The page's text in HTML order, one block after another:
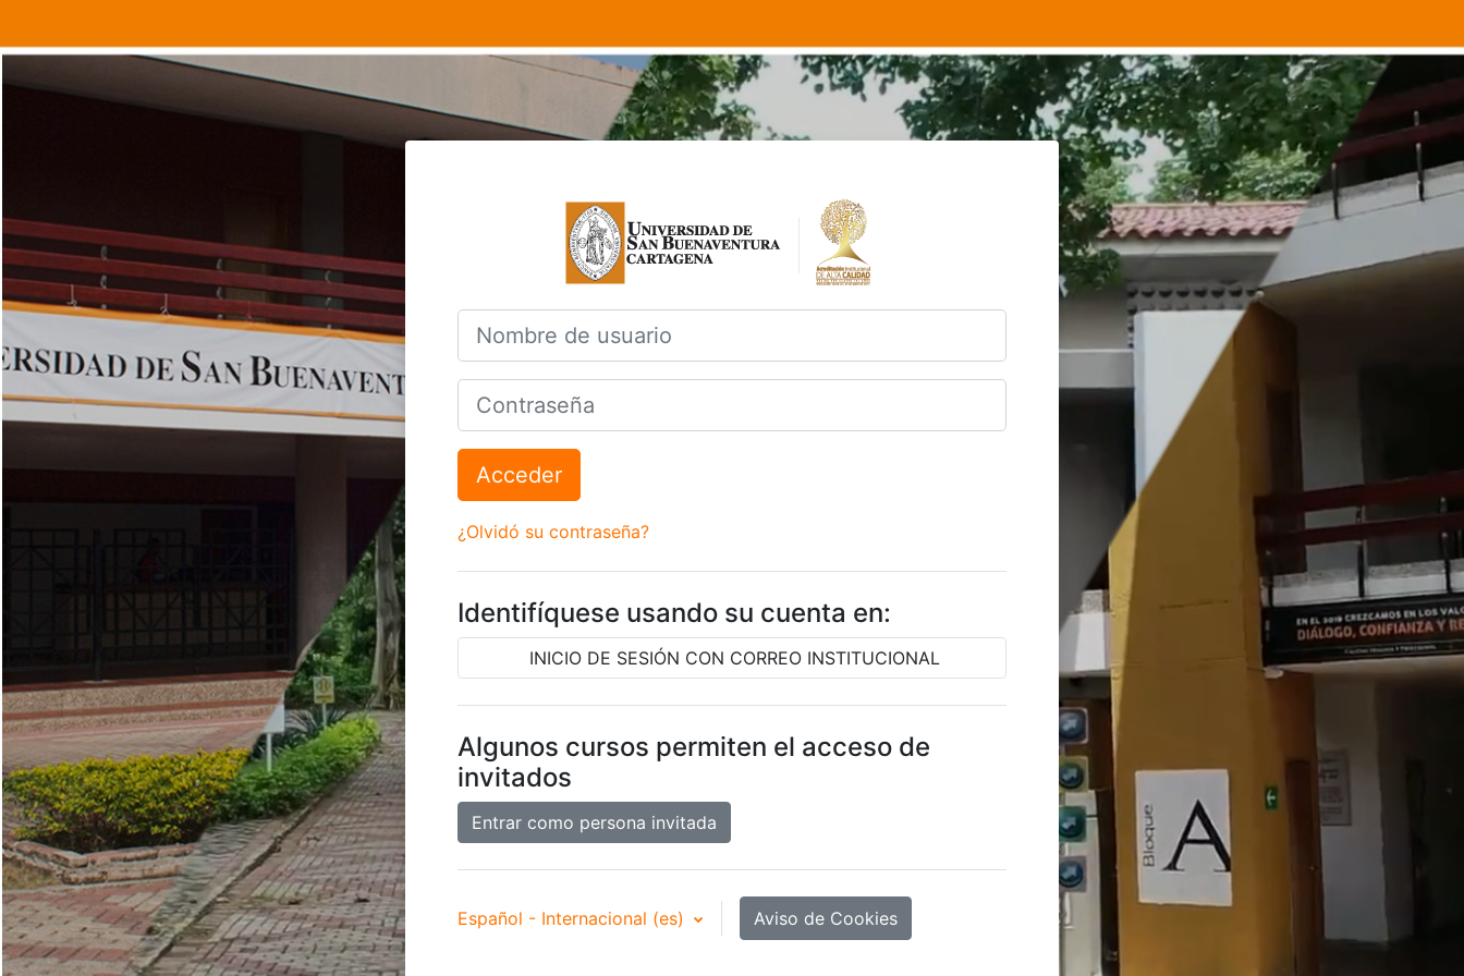
Entrar a Campus de posgrado de la USB
Nombre de usuario
Contraseña
Acceder
¿Olvidó su contraseña?
Identifíquese usando su cuenta en:
INICIO DE SESIÓN CON CORREO INSTITUCIONAL
Algunos cursos permiten el acceso de
invitados
Entrar como persona invitada
Español - Internacional ‎(es)‎ Aviso de Cookies